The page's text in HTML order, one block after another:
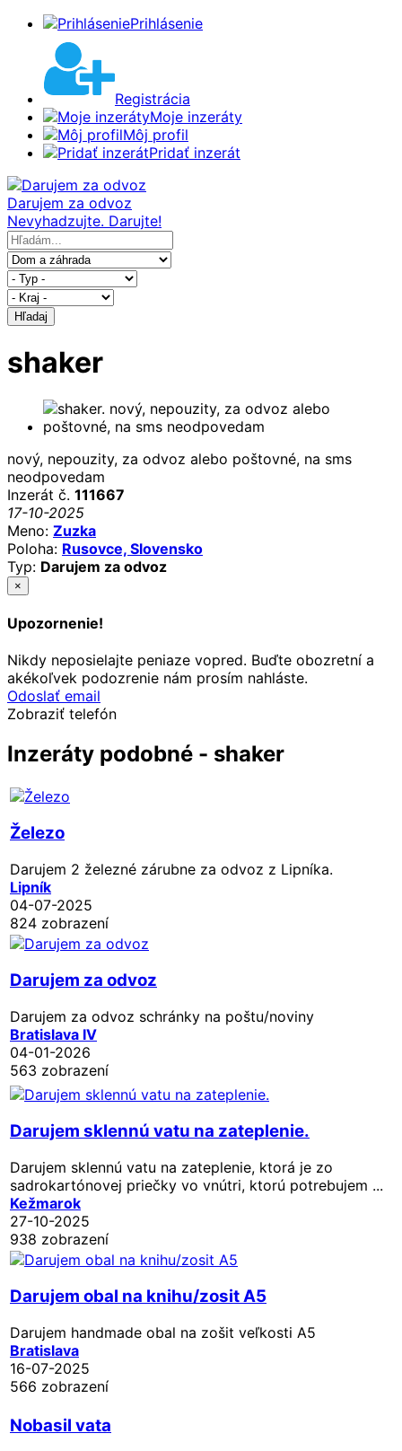
Prihlásenie
Registrácia
Moje inzeráty
Môj profil
Pridať inzerát
Darujem za odvoz
Nevyhadzujte. Darujte!
Hľadaj
shaker
nový, nepouzity, za odvoz alebo poštovné, na sms
neodpovedam
Inzerát č. 111667
17-10-2025
Meno: Zuzka
Poloha: Rusovce, Slovensko
Typ: Darujem za odvoz
×
Upozornenie!
Nikdy neposielajte peniaze vopred. Buďte obozretní a
akékoľvek podozrenie nám prosím nahláste.
Odoslať email
Zobraziť telefón
Inzeráty podobné - shaker
Železo
Darujem 2 železné zárubne za odvoz z Lipníka.
Lipník
04-07-2025
824 zobrazení
Darujem za odvoz
Darujem za odvoz schránky na poštu/noviny
Bratislava IV
04-01-2026
563 zobrazení
Darujem sklennú vatu na zateplenie.
Darujem sklennú vatu na zateplenie, ktorá je zo
sadrokartónovej priečky vo vnútri, ktorú potrebujem ...
Kežmarok
27-10-2025
938 zobrazení
Darujem obal na knihu/zosit A5
Darujem handmade obal na zošit veľkosti A5
Bratislava
16-07-2025
566 zobrazení
Nobasil vata